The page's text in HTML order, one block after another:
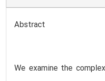
Abstract
We examine the